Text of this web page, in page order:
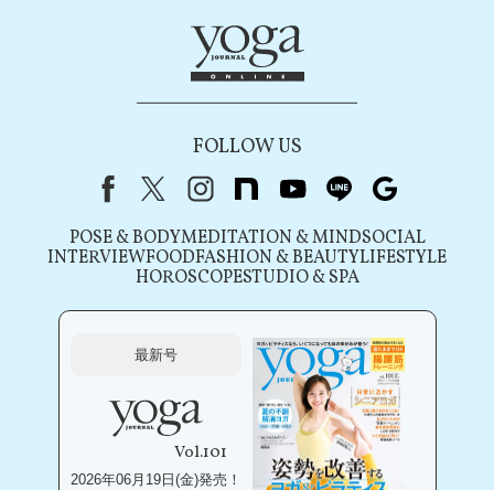
FOLLOW US
FacebookX（旧Twitter）
instagram
note youtubeline
POSE & BODYMEDITATION & MINDSOCIAL
INTERVIEWFOODFASHION & BEAUTYLIFESTYLE
HOROSCOPESTUDIO & SPA
最新号
Vol.101
2026年06月19日(金)発売！